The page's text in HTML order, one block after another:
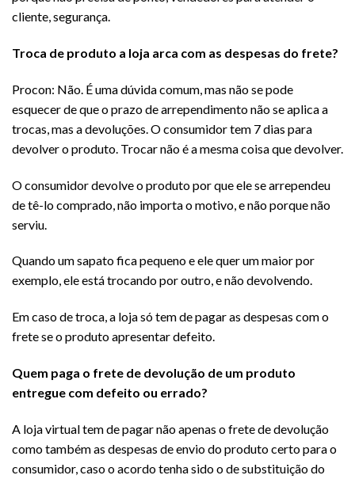
cliente, segurança.
Troca de produto a loja arca com as despesas do frete?
Procon: Não. É uma dúvida comum, mas não se pode
esquecer de que o prazo de arrependimento não se aplica a
trocas, mas a devoluções. O consumidor tem 7 dias para
devolver o produto. Trocar não é a mesma coisa que devolver.
O consumidor devolve o produto por que ele se arrependeu
de tê-lo comprado, não importa o motivo, e não porque não
serviu.
Quando um sapato fica pequeno e ele quer um maior por
exemplo, ele está trocando por outro, e não devolvendo.
Em caso de troca, a loja só tem de pagar as despesas com o
frete se o produto apresentar defeito.
Quem paga o frete de devolução de um produto
entregue com defeito ou errado?
A loja virtual tem de pagar não apenas o frete de devolução
como também as despesas de envio do produto certo para o
consumidor, caso o acordo tenha sido o de substituição do